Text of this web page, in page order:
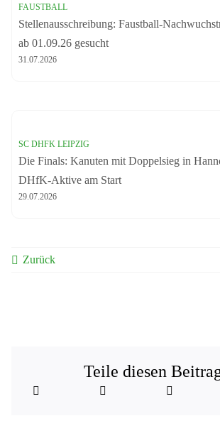
FAUSTBALL
Stellenausschreibung: Faustball-
ab 01.09.26 gesucht
31.07.2026
SC DHFK LEIPZIG
Die Finals: Kanuten mit Doppelsieg in
DHfK-Aktive am Start
29.07.2026
Zurück
Teile diesen